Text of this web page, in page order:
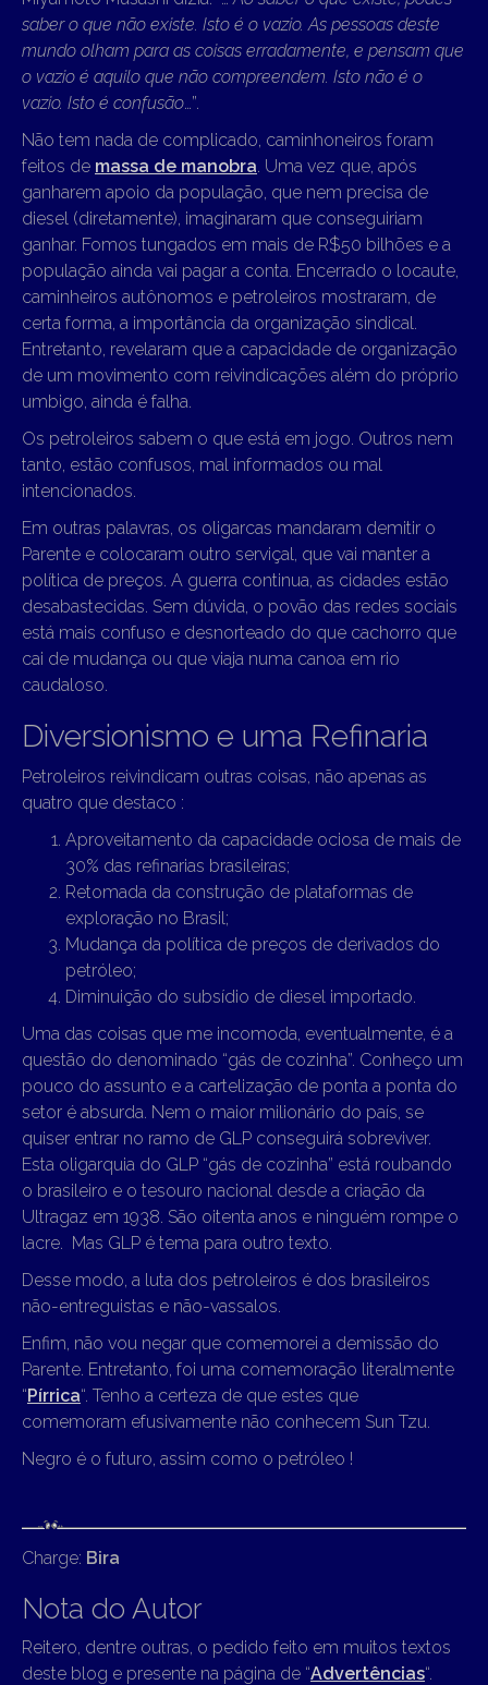
saber o que não existe. Isto é o vazio. As pessoas deste
mundo olham para as coisas erradamente, e pensam que
o vazio é aquilo que não compreendem. Isto não é o
vazio. Isto é confusão…”.
Não tem nada de complicado, caminhoneiros foram
feitos de massa de manobra. Uma vez que, após
ganharem apoio da população, que nem precisa de
diesel (diretamente), imaginaram que conseguiriam
ganhar. Fomos tungados em mais de R$50 bilhões e a
população ainda vai pagar a conta. Encerrado o locaute,
caminheiros autônomos e petroleiros mostraram, de
certa forma, a importância da organização sindical.
Entretanto, revelaram que a capacidade de organização
de um movimento com reivindicações além do próprio
umbigo, ainda é falha.
Os petroleiros sabem o que está em jogo. Outros nem
tanto, estão confusos, mal informados ou mal
intencionados.
Em outras palavras, os oligarcas mandaram demitir o
Parente e colocaram outro serviçal, que vai manter a
política de preços. A guerra continua, as cidades estão
desabastecidas. Sem dúvida, o povão das redes sociais
está mais confuso e desnorteado do que cachorro que
cai de mudança ou que viaja numa canoa em rio
caudaloso.
Diversionismo e uma Refinaria
Petroleiros reivindicam outras coisas, não apenas as
quatro que destaco :
Aproveitamento da capacidade ociosa de mais de
30% das refinarias brasileiras;
Retomada da construção de plataformas de
exploração no Brasil;
Mudança da política de preços de derivados do
petróleo;
Diminuição do subsídio de diesel importado.
Uma das coisas que me incomoda, eventualmente, é a
questão do denominado “gás de cozinha”. Conheço um
pouco do assunto e a cartelização de ponta a ponta do
setor é absurda. Nem o maior milionário do país, se
quiser entrar no ramo de GLP conseguirá sobreviver.
Esta oligarquia do GLP “gás de cozinha” está roubando
o brasileiro e o tesouro nacional desde a criação da
Ultragaz em 1938. São oitenta anos e ninguém rompe o
lacre. Mas GLP é tema para outro texto.
Desse modo, a luta dos petroleiros é dos brasileiros
não-entreguistas e não-vassalos.
Enfim, não vou negar que comemorei a demissão do
Parente. Entretanto, foi uma comemoração literalmente
“Pírrica“. Tenho a certeza de que estes que
comemoram efusivamente não conhecem Sun Tzu.
Negro é o futuro, assim como o petróleo !
Charge: Bira
Nota do Autor
Reitero, dentre outras, o pedido feito em muitos textos
deste blog e presente na página de “Advertências“.